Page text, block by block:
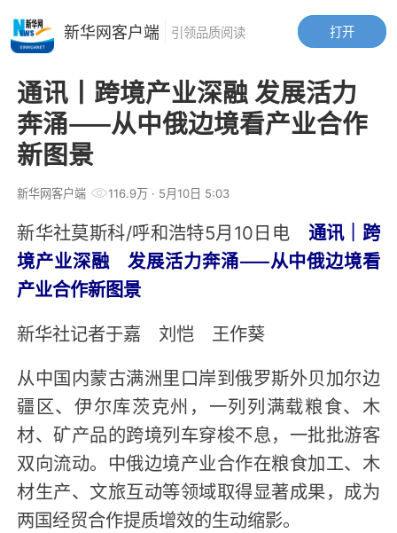
通讯丨跨境产业深融 发展活力
奔涌——从中俄边境看产业合作
新图景
新华网客户端 116.9万 · 5月10日 5:03
新华社莫斯科/呼和浩特5月10日电 通讯｜跨
境产业深融 发展活力奔涌——从中俄边境看
产业合作新图景
新华社记者于嘉 刘恺 王作葵
从中国内蒙古满洲里口岸到俄罗斯外贝加尔边
疆区、伊尔库茨克州，一列列满载粮食、木
材、矿产品的跨境列车穿梭不息，一批批游客
双向流动。中俄边境产业合作在粮食加工、木
材生产、文旅互动等领域取得显著成果，成为
两国经贸合作提质增效的生动缩影。
打开
新华网客户端 引领品质阅读